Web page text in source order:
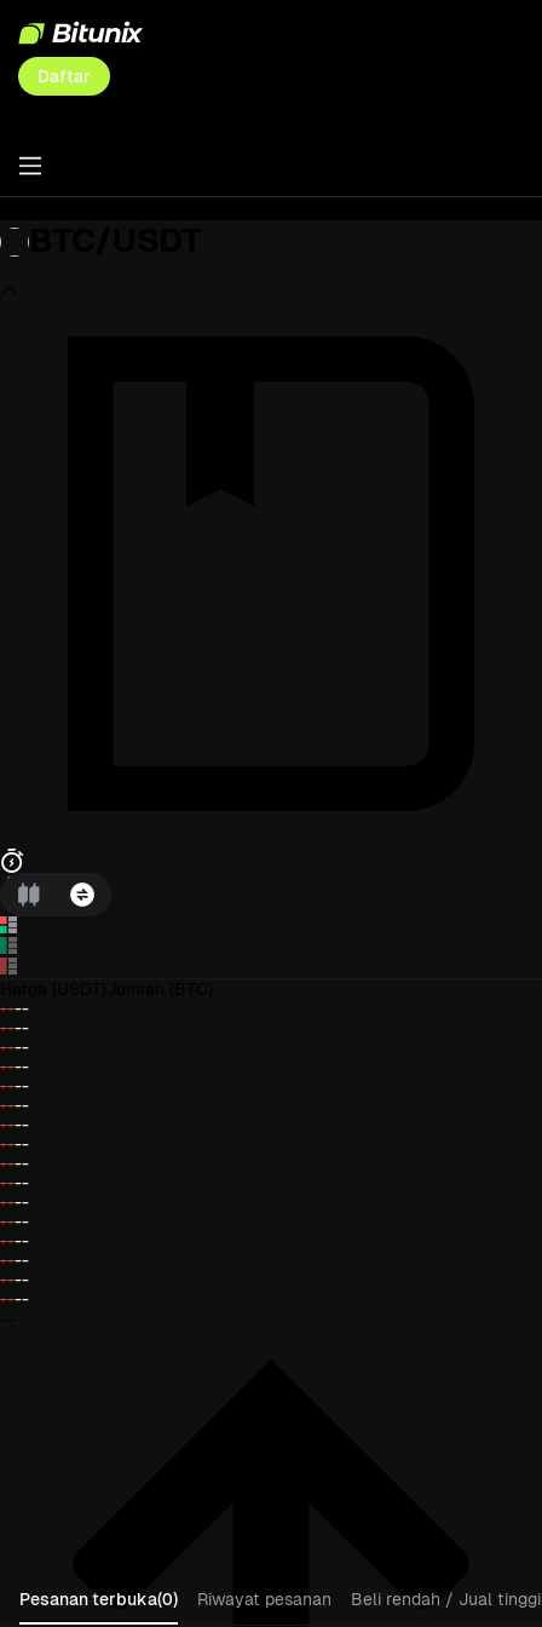
Daftar
----
----
----
----
----
----
----
----
----
----
----
----
----
----
----
----
Pesanan terbuka(0) Riwayat pesanan
Beli rendah / Jual tinggi